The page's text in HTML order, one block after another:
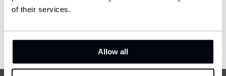
of their services.
Allow all
MŮŽE SE HODIT
English
CONFIRM